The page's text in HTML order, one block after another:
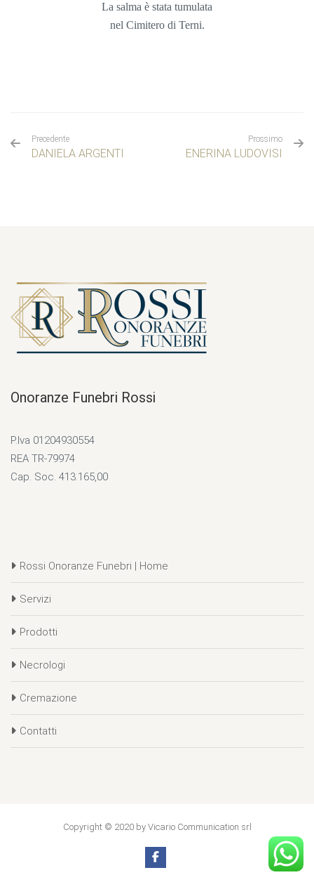
La salma è stata tumulata
nel Cimitero di Terni.
Precedente
DANIELA ARGENTI
Prossimo
ENERINA LUDOVISI
Onoranze Funebri Rossi
P.Iva 01204930554
REA TR-79974
Cap. Soc. 413.165,00
Rossi Onoranze Funebri | Home
Servizi
Prodotti
Necrologi
Cremazione
Contatti
Copyright © 2020 by Vicario Communication srl